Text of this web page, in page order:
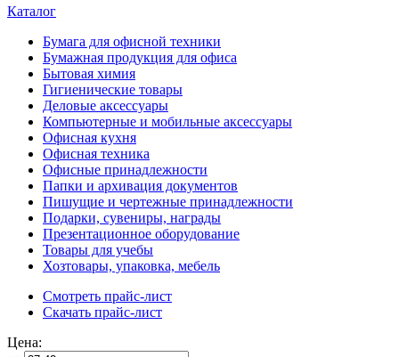
Каталог
Бумага для офисной техники
Бумажная продукция для офиса
Бытовая химия
Гигиенические товары
Деловые аксессуары
Компьютерные и мобильные аксессуары
Офисная кухня
Офисная техника
Офисные принадлежности
Папки и архивация документов
Пишущие и чертежные принадлежности
Подарки, сувениры, награды
Презентационное оборудование
Товары для учебы
Хозтовары, упаковка, мебель
Смотреть прайс-лист
Скачать прайс-лист
Цена: